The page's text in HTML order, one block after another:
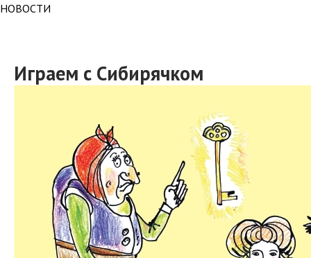
НОВОСТИ
Играем с Сибирячком